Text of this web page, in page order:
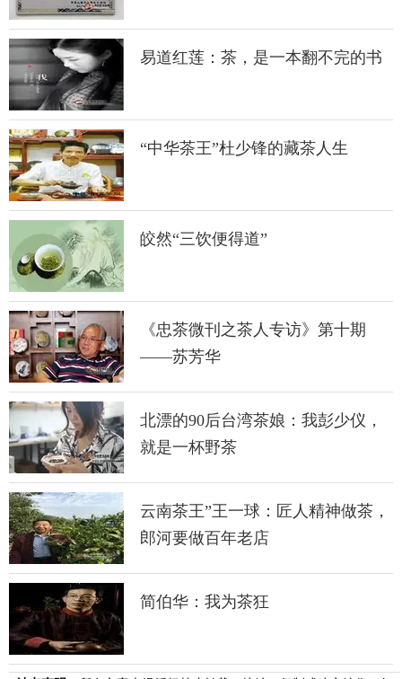
易道红莲：茶，是一本翻不完的书
“中华茶王”杜少锋的藏茶人生
皎然“三饮便得道”
《忠茶微刊之茶人专访》第十期
——苏芳华
北漂的90后台湾茶娘：我彭少仪，
就是一杯野茶
云南茶王”王一球：匠人精神做茶，
郎河要做百年老店
简伯华：我为茶狂